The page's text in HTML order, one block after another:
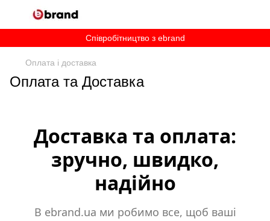
Співробітництво з ebrand
Оплата і доставка
Оплата та Доставка
Доставка та оплата:
зручно, швидко,
надійно
В ebrand.ua ми робимо все, щоб ваші